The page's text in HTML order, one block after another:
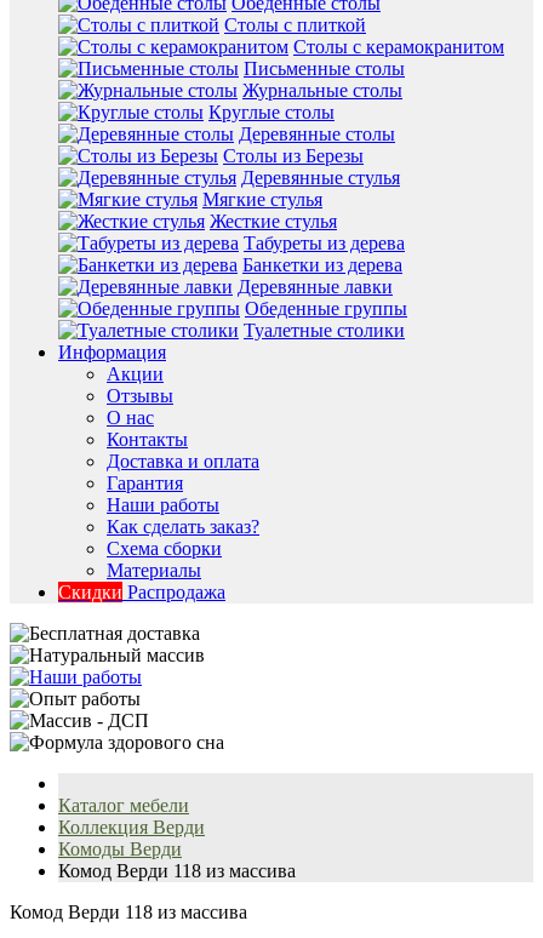
Столы с плиткой
Столы с керамокранитом
Письменные столы
Журнальные столы
Круглые столы
Деревянные столы
Столы из Березы
Деревянные стулья
Мягкие стулья
Жесткие стулья
Табуреты из дерева
Банкетки из дерева
Деревянные лавки
Обеденные группы
Туалетные столики
Информация
Акции
Отзывы
О нас
Контакты
Доставка и оплата
Гарантия
Наши работы
Как сделать заказ?
Схема сборки
Материалы
Скидки Распродажа
Каталог мебели
Коллекция Верди
Комоды Верди
Комод Верди 118 из массива
Комод Верди 118 из массива